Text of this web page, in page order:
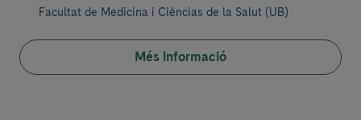
Facultat de Medicina i Cièncias de la Salut (UB)
Més informació